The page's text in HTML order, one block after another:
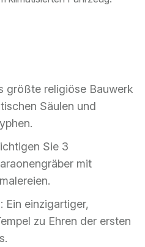
größte religiöse Bauwerk
Säulen und
Sie 3
mit
Ein einzigartiger,
zu Ehren der ersten